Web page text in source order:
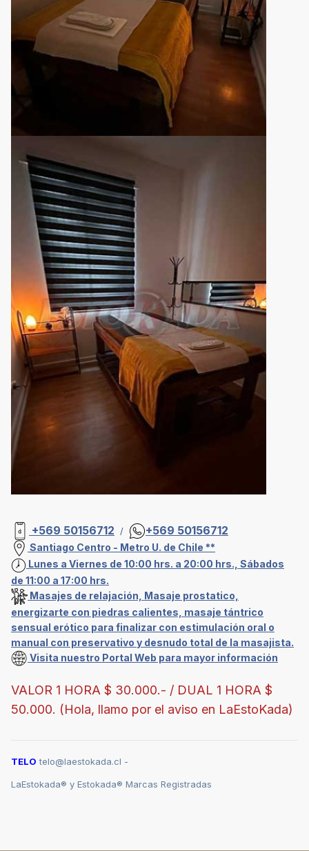
+569 50156712 / +569 50156712
Santiago Centro - Metro U. de Chile **
Lunes a Viernes de 10:00 hrs. a 20:00 hrs., Sábados
de 11:00 a 17:00 hrs.
Masajes de relajación, Masaje prostatico,
energizarte con piedras calientes, masaje tántrico
sensual erótico para finalizar con estimulación oral o
manual con preservativo y desnudo total de la masajista.
Visita nuestro Portal Web para mayor información
VALOR 1 HORA $ 30.000.- / DUAL 1 HORA $
50.000. (Hola, llamo por el aviso en LaEstoKada)
TELO telo@laestokada.cl -
LaEstokada® y Estokada® Marcas Registradas